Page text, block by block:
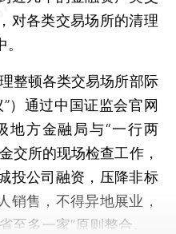
对各类交易场所的清理
顿各类交易场所部际
）通过中国证监会官网
地方金融局与“一行两
交所的现场检查工作，
投公司融资，压降非标
销售，不得异地展业，
至多一家”原则整合。